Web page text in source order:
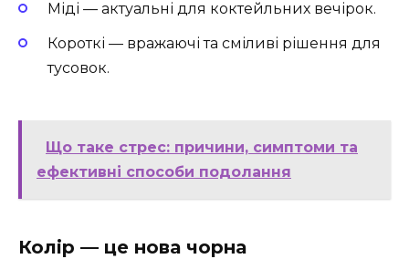
Міді — актуальні для коктейльних вечірок.
Короткі — вражаючі та сміливі рішення для
тусовок.
Що таке стрес: причини, симптоми та
ефективні способи подолання
Колір — це нова чорна